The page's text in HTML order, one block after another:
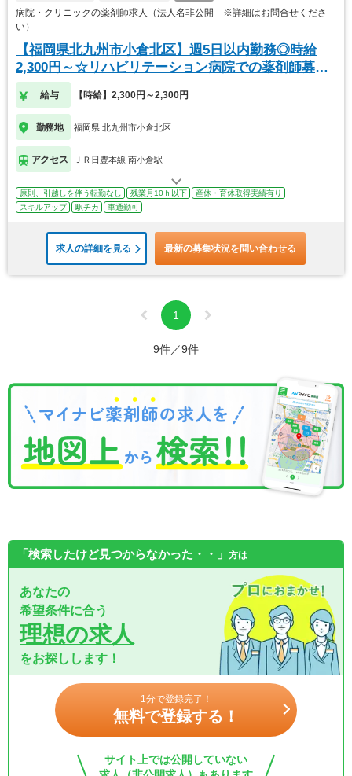
病院・クリニックの薬剤師求人（法人名非公開 ※詳細はお問合せくださ
い）
【福岡県北九州市小倉北区】週5日以内勤務◎時給
2,300円～☆リハビリテーション病院での薬剤師募
集！
給与 【時給】2,300円～2,300円
勤務地 福岡県 北九州市小倉北区
アクセス ＪＲ日豊本線 南小倉駅
原則、引越しを伴う転勤なし 残業月10ｈ以下
産休・育休取得実績有り
スキルアップ
駅チカ 車通勤可
求人の詳細を見る 最新の募集状況を問い合わせる
1
9件／9件
「検索したけど見つからなかった・・」 方は
あなたの
希望条件に合う
理想の求人
をお探しします！
1分で登録完了！
無料で登録する！
サイト上では公開していない